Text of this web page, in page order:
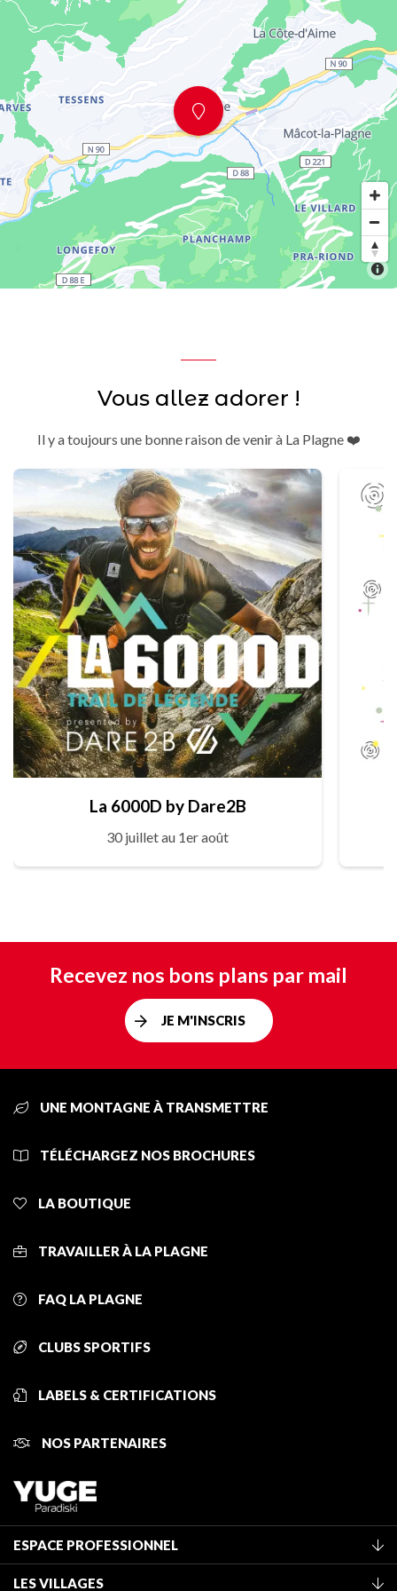
Vous allez adorer !
Il y a toujours une bonne raison de venir à La Plagne ❤️
La 6000D by Dare2B
30 juillet au 1er août
Recevez nos bons plans par mail
JE M'INSCRIS
UNE MONTAGNE À TRANSMETTRE
TÉLÉCHARGEZ NOS BROCHURES
LA BOUTIQUE
TRAVAILLER À LA PLAGNE
FAQ LA PLAGNE
CLUBS SPORTIFS
LABELS & CERTIFICATIONS
NOS PARTENAIRES
ESPACE PROFESSIONNEL
LES VILLAGES